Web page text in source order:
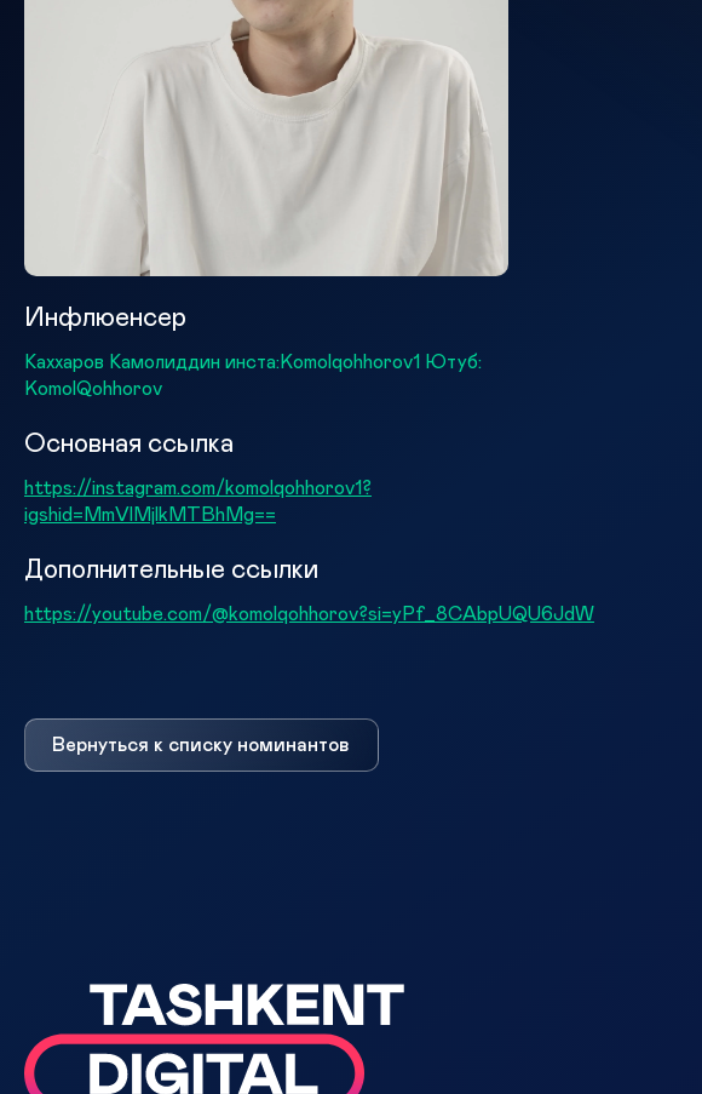
Инфлюенсер
Каххаров Камолиддин инста:Komolqohhorov1 Ютуб:
KomolQohhorov
Основная ссылка
https://instagram.com/komolqohhorov1?
igshid=MmVlMjlkMTBhMg==
Дополнительные ссылки
https://youtube.com/@komolqohhorov?si=yPf_8CAbpUQU6JdW
Вернуться к списку номинантов